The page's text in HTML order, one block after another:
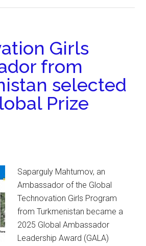
Girls
from
selected
Prize
Saparguly Mahtumov, an
Ambassador of the Global
Technovation Girls Program
from Turkmenistan became a
2025 Global Ambassador
Leadership Award (GALA)